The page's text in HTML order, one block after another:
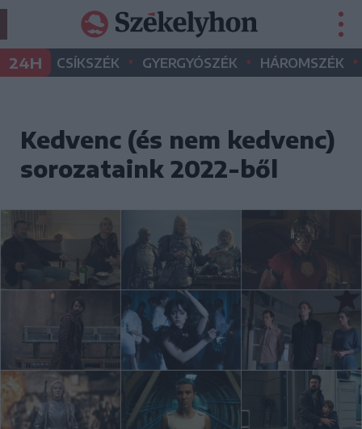
24H CSÍKSZÉK • GYERGYÓSZÉK • HÁROMSZÉK •
Kedvenc (és nem kedvenc)
sorozataink 2022-ből